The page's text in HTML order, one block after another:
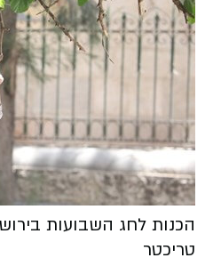
הכנות לחג השבועות
טריכטר